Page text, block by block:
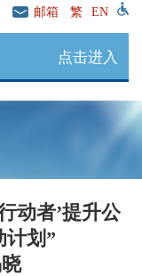
邮箱 繁 EN
点击进入
动者’提升公
计划”